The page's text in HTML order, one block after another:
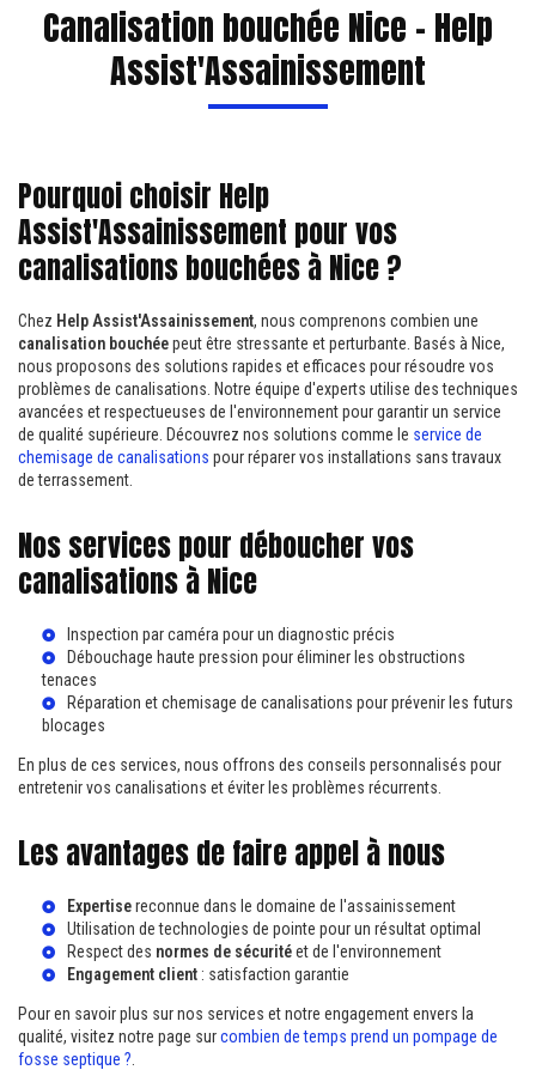
Canalisation bouchée Nice - Help
Assist'Assainissement
Pourquoi choisir Help
Assist'Assainissement pour vos
canalisations bouchées à Nice ?
Chez Help Assist'Assainissement, nous comprenons combien une
canalisation bouchéepeut être stressante et perturbante. Basés à Nice,
nous proposons des solutions rapides et efficaces pour résoudre vos
problèmes de canalisations. Notre équipe d'experts utilise des techniques
avancées et respectueuses de l'environnement pour garantir un service
de qualité supérieure. Découvrez nos solutions comme le service de
chemisage de canalisations pour réparer vos installations sans travaux
de terrassement.
Nos services pour déboucher vos
canalisations à Nice
Inspection par caméra pour un diagnostic précis
Débouchage haute pression pour éliminer les obstructions
tenaces
Réparation etchemisage de canalisations pour prévenir les futurs
blocages
En plus de ces services, nous offrons des conseils personnalisés pour
entretenir vos canalisations et éviter les problèmes récurrents.
Les avantages de faire appel à nous
Expertisereconnue dans le domaine de l'assainissement
Utilisation de technologies de pointe pour un résultat optimal
Respect des normes de sécuritéet de l'environnement
Engagement client : satisfaction garantie
Pour en savoir plus sur nos services et notre engagement envers la
qualité, visitez notre page surcombien de temps prend un pompage de
fosse septique ?